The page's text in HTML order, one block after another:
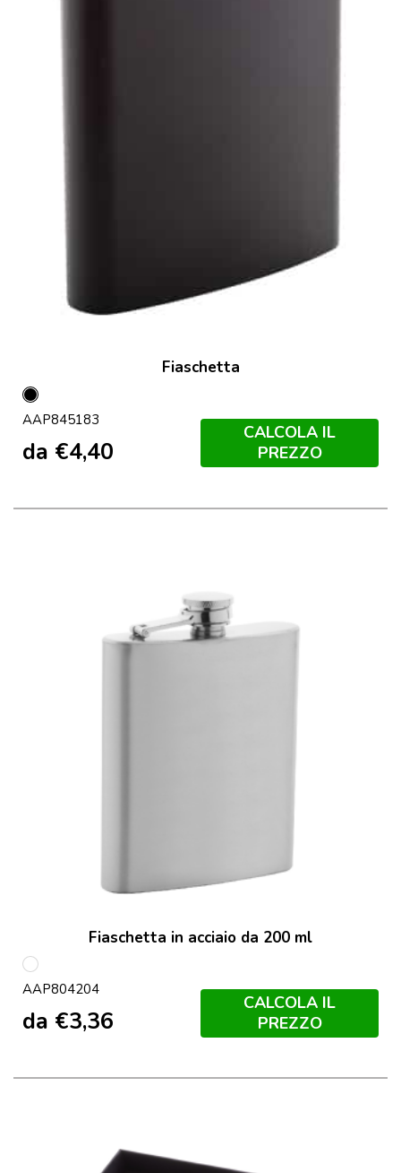
Fiaschetta
Nero
AAP845183
da €4,40
CALCOLA IL
PREZZO
Fiaschetta in acciaio da 200 ml
multicolore
AAP804204
da €3,36
CALCOLA IL
PREZZO